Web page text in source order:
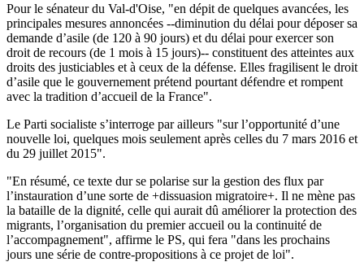
Pour le sénateur du Val-d'Oise, "en dépit de quelques avancées, les
principales mesures annoncées --diminution du délai pour déposer sa
demande d’asile (de 120 à 90 jours) et du délai pour exercer son
droit de recours (de 1 mois à 15 jours)-- constituent des atteintes aux
droits des justiciables et à ceux de la défense. Elles fragilisent le droit
d’asile que le gouvernement prétend pourtant défendre et rompent
avec la tradition d’accueil de la France".
Le Parti socialiste s’interroge par ailleurs "sur l’opportunité d’une
nouvelle loi, quelques mois seulement après celles du 7 mars 2016 et
du 29 juillet 2015".
"En résumé, ce texte dur se polarise sur la gestion des flux par
l’instauration d’une sorte de +dissuasion migratoire+. Il ne mène pas
la bataille de la dignité, celle qui aurait dû améliorer la protection des
migrants, l’organisation du premier accueil ou la continuité de
l’accompagnement", affirme le PS, qui fera "dans les prochains
jours une série de contre-propositions à ce projet de loi".